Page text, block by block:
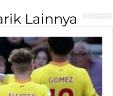
Lainnya